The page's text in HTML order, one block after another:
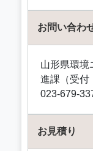
お問い合わ
山形県環境
進課（受付
023-679-
お見積り